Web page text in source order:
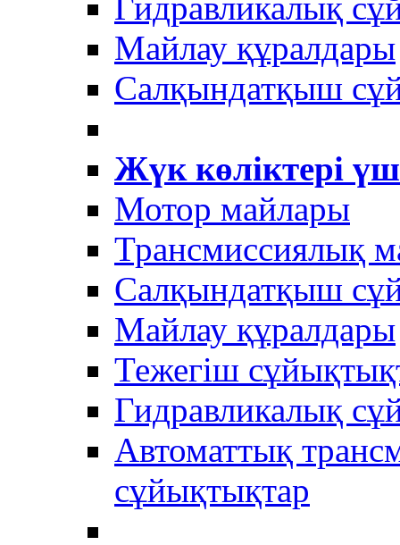
Майлау құралдары
Салқындатқыш
Жүк көліктері
Мотор майлары
Трансмиссиялық
Салқындатқыш
Майлау құралдары
Тежегіш
Гидравликалық
Автоматтық
сұйықтықтар